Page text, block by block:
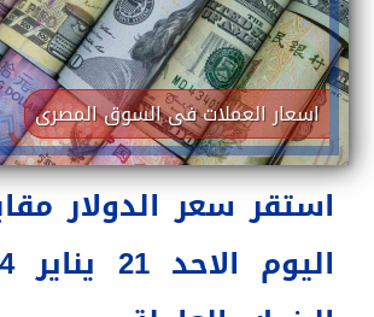
اسعار العملات فى السوق المصرى
استقر سعر الدولار